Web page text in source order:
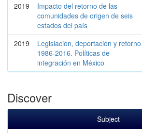
2019
Impacto del retorno de las
comunidades de origen de seis
estados del país
2019
Legislación, deportación y retorno
1986-2016. Políticas de
integración en México
Discover
Subject